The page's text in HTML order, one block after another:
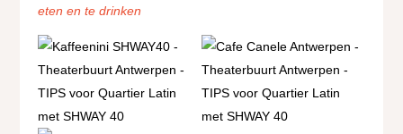
eten en te drinken